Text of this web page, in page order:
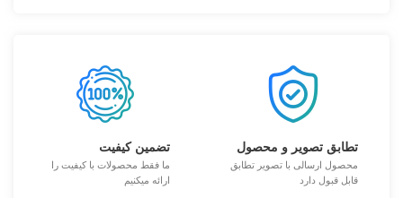
تطابق تصویر و محصول
محصول ارسالی با تصویر تطابق
قابل قبول دارد
تضمین کیفیت
ما فقط محصولات با کیفیت را
ارائه میکنیم